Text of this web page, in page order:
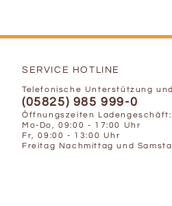
SERVICE HOTLINE
Telefonische Unterstützung
(05825) 985 999-0
Öffnungszeiten Ladengeschäft:
Mo-Do, 09:00 - 17:00 Uhr
Fr, 09:00 - 13:00 Uhr
Freitag Nachmittag und